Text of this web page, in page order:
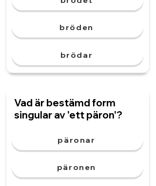
bröden
brödar
Vad är bestämd form
singular av 'ett päron'?
päronar
päronen